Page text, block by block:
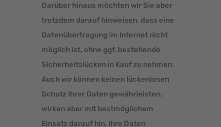
Darüber hinaus möchten wir Sie aber
trotzdem darauf hinweisen, dass eine
Datenübertragung im Internet nicht
möglich ist, ohne ggf. bestehende
Sicherheitslücken in Kauf zu nehmen.
Auch wir können keinen lückenlosen
Schutz Ihrer Daten gewährleisten,
wirken aber mit bestmöglichem
Einsatz darauf hin, Ihre Daten